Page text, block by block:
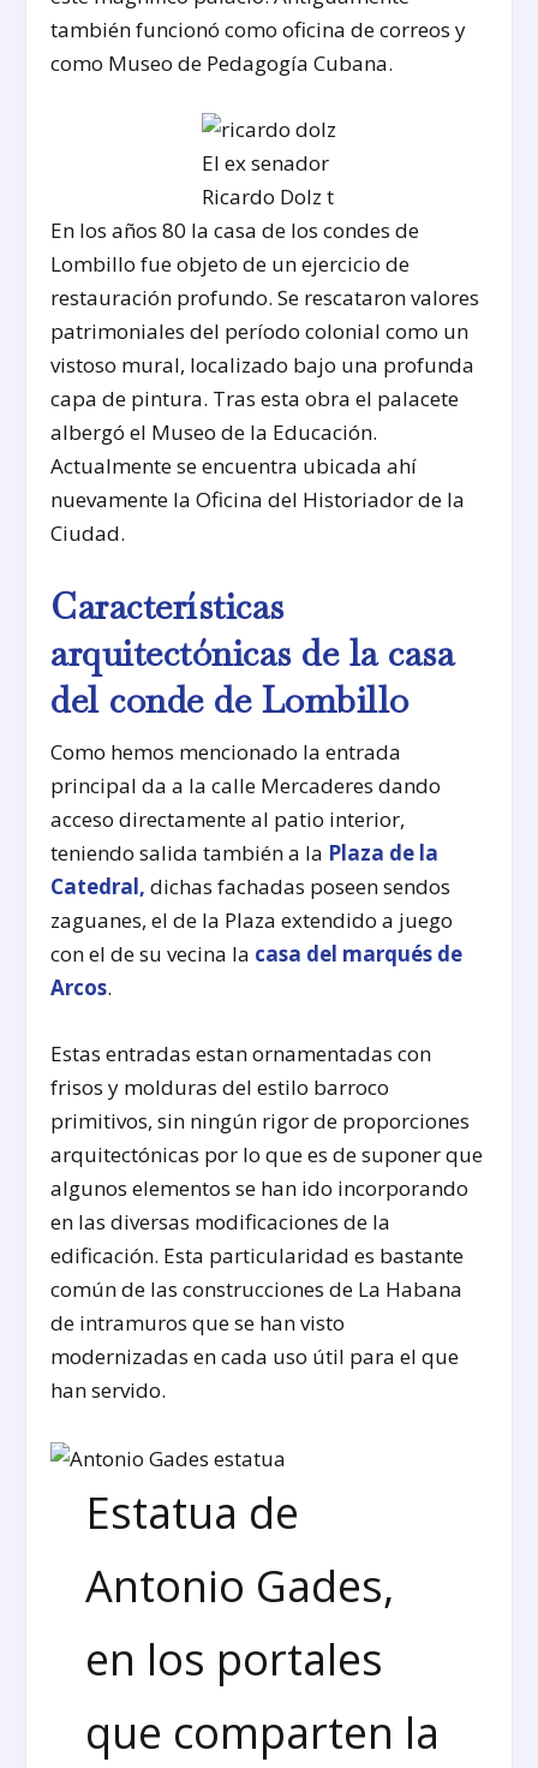
también funcionó como oficina de correos y
como Museo de Pedagogía Cubana.
El ex senador
Ricardo Dolz t
En los años 80 la casa de los condes de
Lombillo fue objeto de un ejercicio de
restauración profundo. Se rescataron valores
patrimoniales del período colonial como un
vistoso mural, localizado bajo una profunda
capa de pintura. Tras esta obra el palacete
albergó el Museo de la Educación.
Actualmente se encuentra ubicada ahí
nuevamente la Oficina del Historiador de la
Ciudad.
Características
arquitectónicas de la casa
del conde de Lombillo
Como hemos mencionado la entrada
principal da a la calle Mercaderes dando
acceso directamente al patio interior,
teniendo salida también a la Plaza de la
Catedral, dichas fachadas poseen sendos
zaguanes, el de la Plaza extendido a juego
con el de su vecina la casa del marqués de
Arcos.
Estas entradas estan ornamentadas con
frisos y molduras del estilo barroco
primitivos, sin ningún rigor de proporciones
arquitectónicas por lo que es de suponer que
algunos elementos se han ido incorporando
en las diversas modificaciones de la
edificación. Esta particularidad es bastante
común de las construcciones de La Habana
de intramuros que se han visto
modernizadas en cada uso útil para el que
han servido.
Estatua de
Antonio Gades,
en los portales
que comparten la